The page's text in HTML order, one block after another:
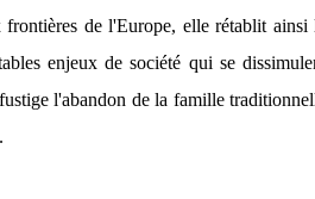
de l'Europe, elle rétablit ainsi
enjeux de société qui se
l'abandon de la famille